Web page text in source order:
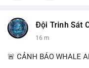
Đội Trinh Sát
16 m
🚨 CẢNH BÁO WHALE